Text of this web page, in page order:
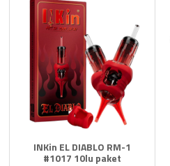
INKin EL DIABLO RM-1
#1017 10lu paket